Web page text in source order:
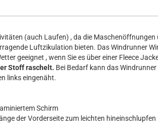
(auch Laufen) , da die Maschenöffnungen
Luftzikulation bieten. Das Windrunner
geeignet , wenn Sie es über einer Fleece
Stoff raschelt. Bei Bedarf kann das Windrunner
links eingenäht.
Schirm
der Vorderseite zum leichten hineinschlupfen